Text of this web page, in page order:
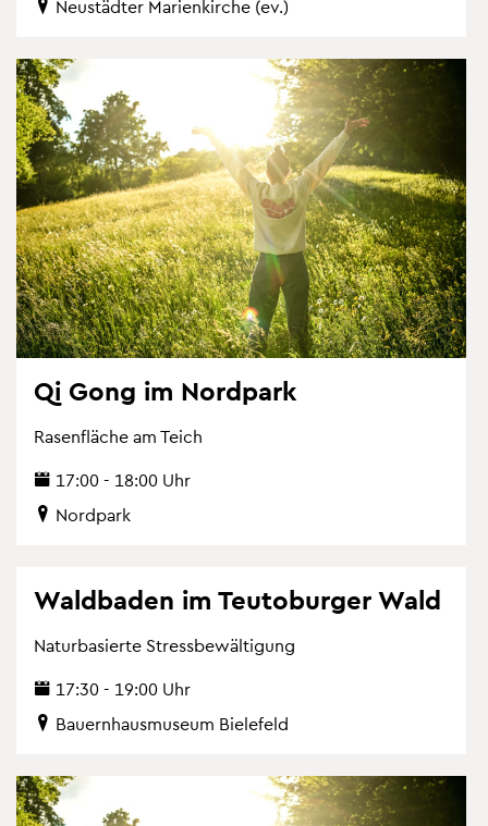
Neu­städ­ter Ma­ri­en­kir­che (ev.)
Qi Gong im Nord­park
Ra­sen­flä­che am Teich
17:00 - 18:00 Uhr
Nord­park
Wald­ba­den im Teu­to­bur­ger Wald
Na­tur­ba­sier­te Stress­be­wäl­ti­gung
17:30 - 19:00 Uhr
Bau­ern­haus­mu­se­um Bie­le­feld